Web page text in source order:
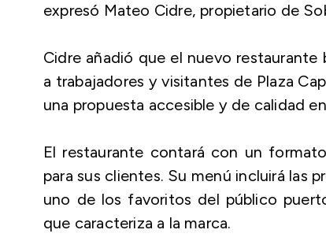
expresó Mateo Cidre, propietario de
Cidre añadió que el nuevo
a trabajadores y visitantes de Plaza
una propuesta accesible y de calidad
El restaurante contará con un
para sus clientes. Su menú incluirá las
uno de los favoritos del público
que caracteriza a la marca.